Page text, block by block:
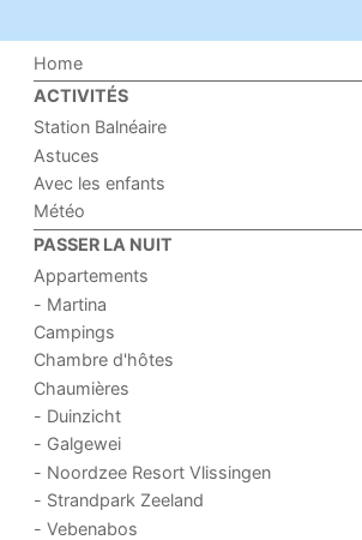
Home
ACTIVITÉS
Station Balnéaire
Astuces
Avec les enfants
Météo
PASSER LA NUIT
Appartements
- Martina
Campings
Chambre d'hôtes
Chaumières
- Duinzicht
- Galgewei
- Noordzee Resort Vlissingen
- Strandpark Zeeland
- Vebenabos